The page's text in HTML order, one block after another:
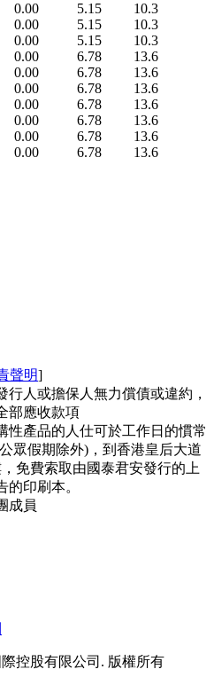
0.00 5.15
10.3
0.00 5.15
10.3
0.00 5.15
10.3
0.00 6.78
13.6
0.00 6.78
13.6
0.00 6.78
13.6
0.00 6.78
13.6
0.00 6.78
13.6
0.00 6.78
13.6
0.00 6.78
13.6
聲明]
人或擔保人無力償債或違約，
部應收款項
性產品的人仕可於工作日的慣常
眾假期除外)，到香港皇后大道
免費索取由國泰君安發行的上
印刷本。
成員
控股有限公司. 版權所有